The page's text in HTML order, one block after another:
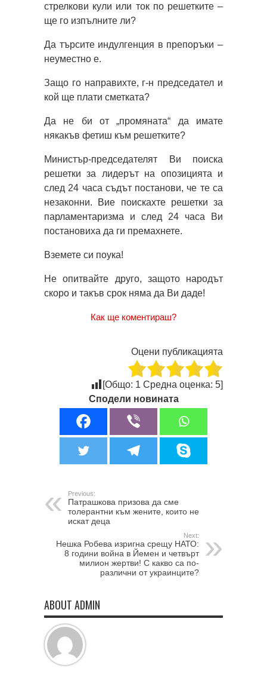
стрелкови кули или ток по решетките –
ще го изпълните ли?
Да търсите индулгенция в препоръки –
неуместно е.
Защо го направихте, г-н председател и
кой ще плати сметката?
Да не би от „промяната“ да имате
някакъв фетиш към решетките?
Министър-председателят Ви поиска
решетки за лидерът на опозицията и
след 24 часа съдът постанови, че те са
незаконни. Вие поискахте решетки за
парламентаризма и след 24 часа Ви
постановиха да ги премахнете.
Вземете си поука!
Не опитвайте друго, защото народът
скоро и такъв срок няма да Ви даде!
Как ще коментираш?
Оцени публикацията
[Общо: 1 Средна оценка: 5]
Сподели новината
Previous:
Патрашкова призова да сме
толерантни към жените, които не
искат деца
Next:
Нешка Робева изригна срещу НАТО:
8 години война в Йемен и четвърт
милион жертви! С какво са по-
различни от украинците?
ABOUT ADMIN